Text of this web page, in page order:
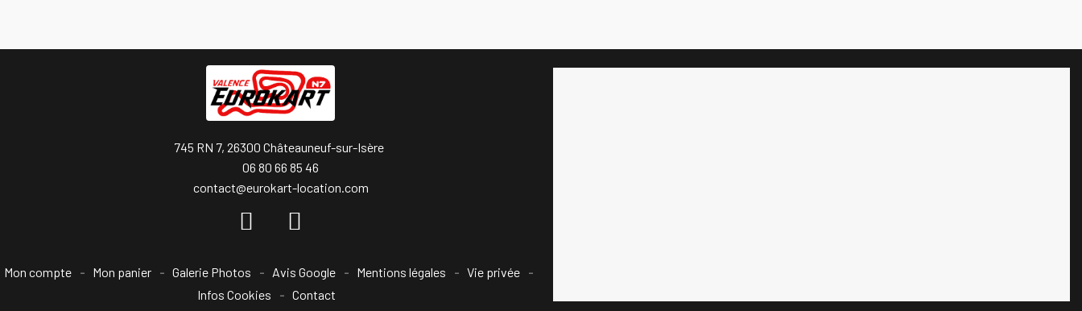
745 RN 7, 26300 Châteauneuf-sur-Isère
06 80 66 85 46
contact@eurokart-location.com
Mon compte Mon panier Galerie Photos Avis Google Mentions légales
Vie privée
Infos Cookies
Contact